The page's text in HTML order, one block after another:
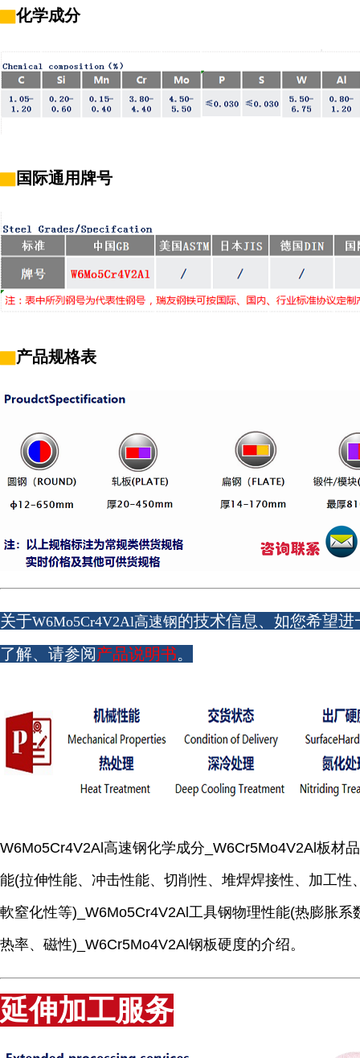
▇化学成分
▇国际通用牌号
▇产品规格表
关于W6Mo5Cr4V2Al高速钢的技术信息、如您希望进
了解、请参阅产品说明书。
W6Mo5Cr4V2Al高速钢化学成分_W6Cr5Mo4V2Al板材
能(拉伸性能、冲击性能、切削性、堆焊焊接性、加工性
軟窒化性等)_W6Mo5Cr4V2Al工具钢物理性能(热膨胀系
热率、磁性)_W6Cr5Mo4V2Al钢板硬度的介绍。
延伸加工服务